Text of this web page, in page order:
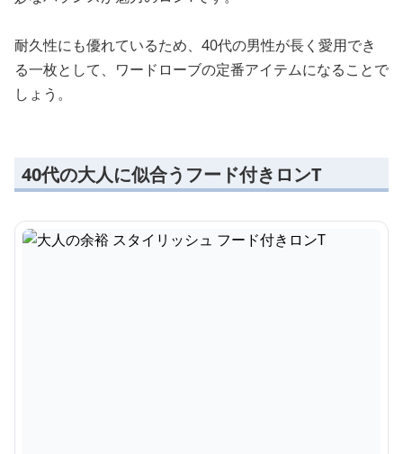
耐久性にも優れているため、40代の男性が長く愛用でき
る一枚として、ワードローブの定番アイテムになることで
しょう。
40代の大人に似合うフード付きロンT